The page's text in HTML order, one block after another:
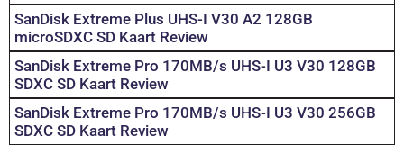
SanDisk Extreme Plus UHS-I V30 A2 128GB
microSDXC SD Kaart Review
SanDisk Extreme Pro 170MB/s UHS-I U3 V30 128GB
SDXC SD Kaart Review
SanDisk Extreme Pro 170MB/s UHS-I U3 V30 256GB
SDXC SD Kaart Review